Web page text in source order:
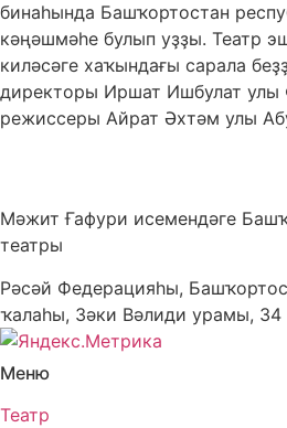
бинаһында Башҡортостан
кәңәшмәһе булып уҙҙы. Театр
киләсәге хаҡындағы сарала
директоры Иршат Ишбулат улы
режиссеры Айрат Әхтәм улы
Мәжит Ғафури исемендәге
театры
Рәсәй Федерацияһы,
ҡалаһы, Зәки Вәлиди урамы, 34
Меню
Театр